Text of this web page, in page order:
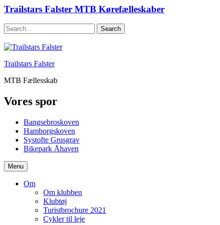
Trailstars Falster MTB Kørefælleskaber
Search
Trailstars Falster
MTB Fællesskab
Vores spor
Bangsebroskoven
Hamborgskoven
Systofte Grusgrav
Bikepark Åhaven
Menu
Om
Om klubben
Klubtøj
Turistbrochure 2021
Cykler til leje